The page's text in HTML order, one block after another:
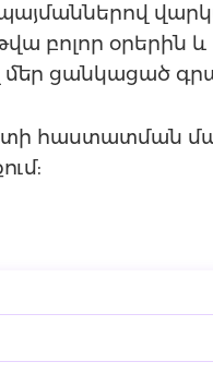
բոլոր օրերին
մեր ցանկացած
հաստատման